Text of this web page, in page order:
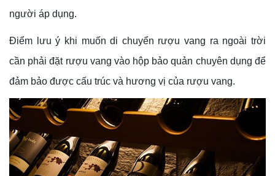
người áp dụng.
Điểm lưu ý khi muốn di chuyển rượu vang ra ngoài trời
cần phải đặt rượu vang vào hộp bảo quản chuyên dụng để
đảm bảo được cấu trúc và hương vị của rượu vang.